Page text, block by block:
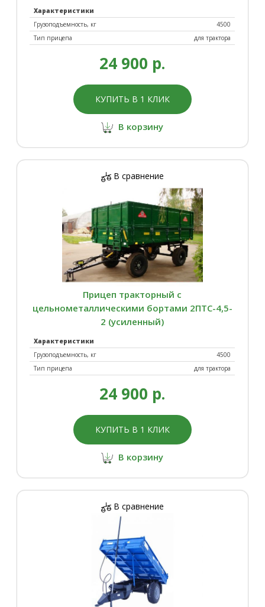
Характеристики
Грузоподъемность, кг
4500
Тип прицепа
для трактора
24 900 р.
КУПИТЬ В 1 КЛИК
В корзину
В сравнение
Прицеп тракторный с
цельнометаллическими бортами 2ПТС-4,5-
2 (усиленный)
Характеристики
Грузоподъемность, кг
4500
Тип прицепа
для трактора
24 900 р.
КУПИТЬ В 1 КЛИК
В корзину
В сравнение